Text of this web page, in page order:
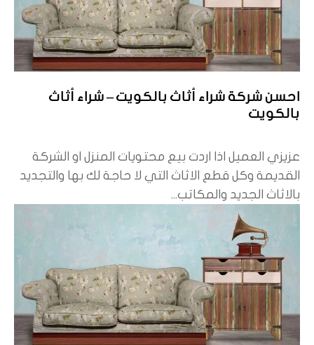
احسن شركة شراء أثاث بالكويت – شراء أثاث
بالكويت
عزيزي العميل اذا اردت بيع محتويات المنزل او الشركة
القديمة وكل قطع الاثاث التي لا حاجة لك بها والتجديد
بالاثاث الجديد والمكاتب...